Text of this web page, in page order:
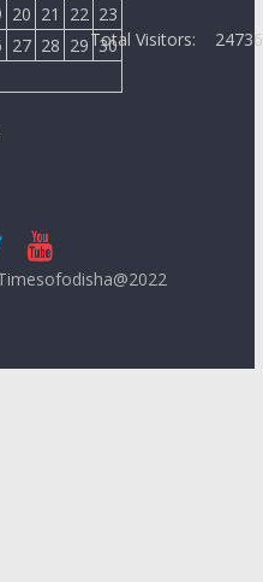
20 21 22 23
27 28 29 30
Total Visitors: